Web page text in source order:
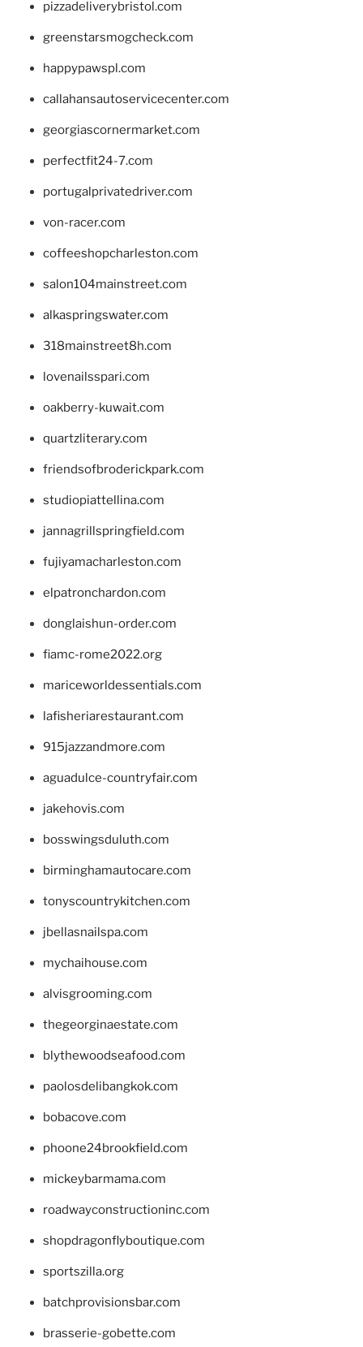
pizzadeliverybristol.com
greenstarsmogcheck.com
happypawspl.com
callahansautoservicecenter.com
georgiascornermarket.com
perfectfit24-7.com
portugalprivatedriver.com
von-racer.com
coffeeshopcharleston.com
salon104mainstreet.com
alkaspringswater.com
318mainstreet8h.com
lovenailsspari.com
oakberry-kuwait.com
quartzliterary.com
friendsofbroderickpark.com
studiopiattellina.com
jannagrillspringfield.com
fujiyamacharleston.com
elpatronchardon.com
donglaishun-order.com
fiamc-rome2022.org
mariceworldessentials.com
lafisheriarestaurant.com
915jazzandmore.com
aguadulce-countryfair.com
jakehovis.com
bosswingsduluth.com
birminghamautocare.com
tonyscountrykitchen.com
jbellasnailspa.com
mychaihouse.com
alvisgrooming.com
thegeorginaestate.com
blythewoodseafood.com
paolosdelibangkok.com
bobacove.com
phoone24brookfield.com
mickeybarmama.com
roadwayconstructioninc.com
shopdragonflyboutique.com
sportszilla.org
batchprovisionsbar.com
brasserie-gobette.com